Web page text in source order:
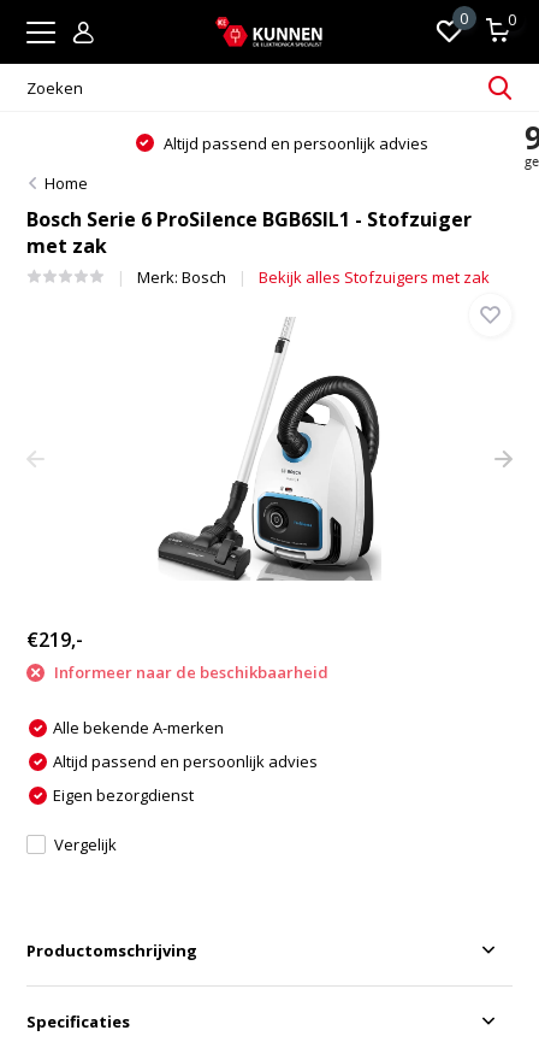
0 0
Altijd passend en persoonlijk advies
Home
Bosch Serie 6 ProSilence BGB6SIL1 - Stofzuiger
met zak
Merk:Bosch Bekijk alles Stofzuigers met zak
€219,-
Informeer naar de beschikbaarheid
Alle bekende A-merken
Altijd passend en persoonlijk advies
Eigen bezorgdienst
Vergelijk
Productomschrijving
Specificaties